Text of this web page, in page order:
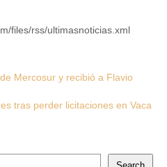
files/rss/ultimasnoticias.xml
Mercosur y recibió a Flavio
tras perder licitaciones en Vaca